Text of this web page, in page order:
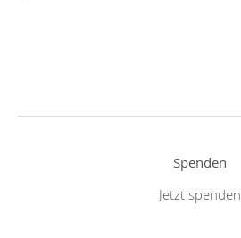
Spenden
Jetzt spenden